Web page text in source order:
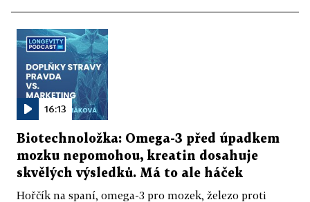
16:13
Biotechnoložka: Omega-3 před úpadkem
mozku nepomohou, kreatin dosahuje
skvělých výsledků. Má to ale háček
Hořčík na spaní, omega-3 pro mozek, železo proti